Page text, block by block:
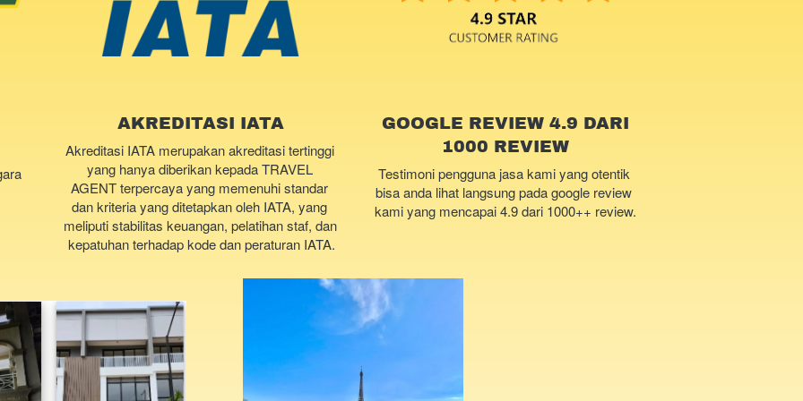
AKREDITASI IATA
Akreditasi IATA merupakan akreditasi tertinggi
yang hanya diberikan kepada TRAVEL
AGENT terpercaya yang memenuhi standar
dan kriteria yang ditetapkan oleh IATA, yang
meliputi stabilitas keuangan, pelatihan staf, dan
kepatuhan terhadap kode dan peraturan IATA.
GOOGLE REVIEW 4.9 DARI
1000 REVIEW
Testimoni pengguna jasa kami yang otentik
bisa anda lihat langsung pada google review
kami yang mencapai 4.9 dari 1000++ review.